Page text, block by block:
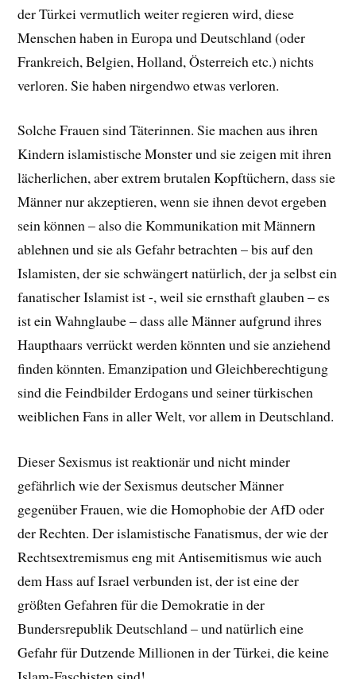
der Türkei vermutlich weiter regieren wird, diese
Menschen haben in Europa und Deutschland (oder
Frankreich, Belgien, Holland, Österreich etc.) nichts
verloren. Sie haben nirgendwo etwas verloren.
Solche Frauen sind Täterinnen. Sie machen aus ihren
Kindern islamistische Monster und sie zeigen mit ihren
lächerlichen, aber extrem brutalen Kopftüchern, dass sie
Männer nur akzeptieren, wenn sie ihnen devot ergeben
sein können – also die Kommunikation mit Männern
ablehnen und sie als Gefahr betrachten – bis auf den
Islamisten, der sie schwängert natürlich, der ja selbst ein
fanatischer Islamist ist -, weil sie ernsthaft glauben – es
ist ein Wahnglaube – dass alle Männer aufgrund ihres
Haupthaars verrückt werden könnten und sie anziehend
finden könnten. Emanzipation und Gleichberechtigung
sind die Feindbilder Erdogans und seiner türkischen
weiblichen Fans in aller Welt, vor allem in Deutschland.
Dieser Sexismus ist reaktionär und nicht minder
gefährlich wie der Sexismus deutscher Männer
gegenüber Frauen, wie die Homophobie der AfD oder
der Rechten. Der islamistische Fanatismus, der wie der
Rechtsextremismus eng mit Antisemitismus wie auch
dem Hass auf Israel verbunden ist, der ist eine der
größten Gefahren für die Demokratie in der
Bundersrepublik Deutschland – und natürlich eine
Gefahr für Dutzende Millionen in der Türkei, die keine